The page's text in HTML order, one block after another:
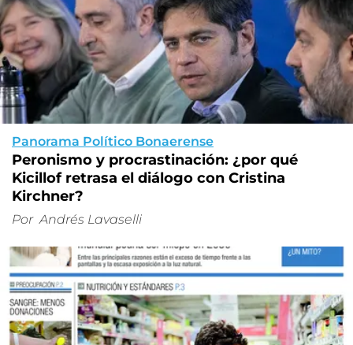
Panorama Político Bonaerense
Peronismo y procrastinación: ¿por qué
Kicillof retrasa el diálogo con Cristina
Kirchner?
Por Andrés Lavaselli